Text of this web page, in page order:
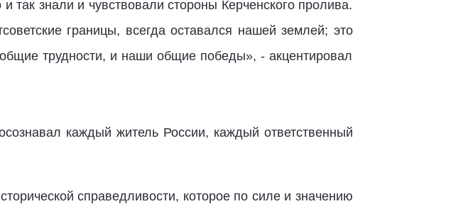
знали и чувствовали стороны Керченского пролива.
границы, всегда оставался нашей землей; это
трудности, и наши общие победы», - акцентировал
каждый житель России, каждый ответственный
справедливости, которое по силе и значению